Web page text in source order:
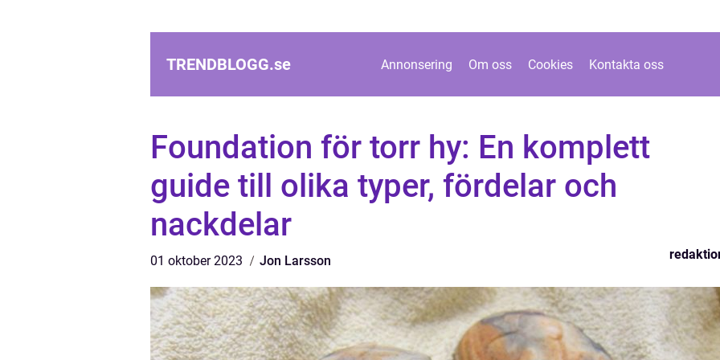
TRENDBLOGG.se Annonsering Om oss Cookies Kontakta oss
Foundation för torr hy: En komplett
guide till olika typer, fördelar och
nackdelar
01 oktober 2023 Jon Larsson